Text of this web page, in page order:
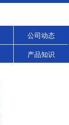
公司动态
产品知识